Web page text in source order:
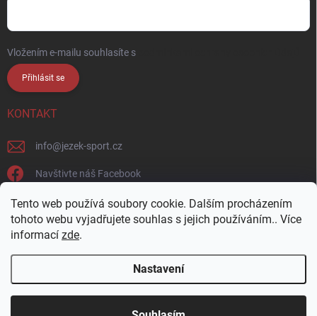
Tento web používá soubory cookie. Dalším procházením
tohoto webu vyjadřujete souhlas s jejich používáním.. Více
informací zde.
Nastavení
Přijďte si vybrat osobně! Široká nabídka materiálů a
Vložením e-mailu souhlasíte s
Přihlásit se
KONTAKT
info@jezek-sport.cz
Navštivte náš Facebook
jezek_sport_np/
Copyright 2026Ježek sport s.r.o.. Všechna práva vyhrazena.Upravit
nastavení cookies